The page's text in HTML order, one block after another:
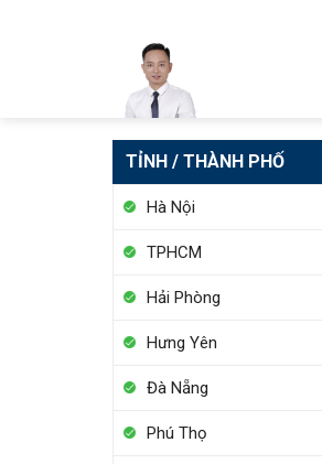
TỈNH / THÀNH PHỐ
Hà Nội
TPHCM
Hải Phòng
Hưng Yên
Đà Nẵng
Phú Thọ